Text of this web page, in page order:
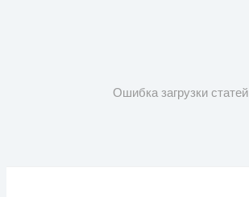
Ошибка загрузки статей